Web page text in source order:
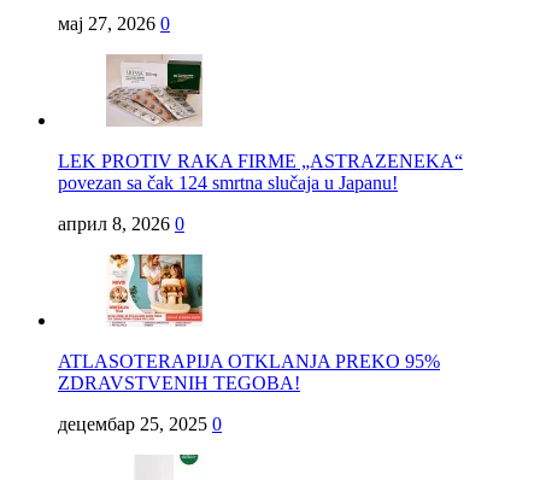
мај 27, 2026 0
LEK PROTIV RAKA FIRME „ASTRAZENEKA“
povezan sa čak 124 smrtna slučaja u Japanu!
април 8, 2026 0
ATLASOTERAPIJA OTKLANJA PREKO 95%
ZDRAVSTVENIH TEGOBA!
децембар 25, 2025 0